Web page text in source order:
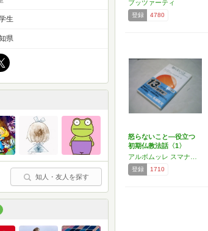
ブッツァーティ
登録 4780
怒らないこと―役立つ
初期仏教法話〈1〉
(サ…
登録 1710
生
県
知人・友人を探す